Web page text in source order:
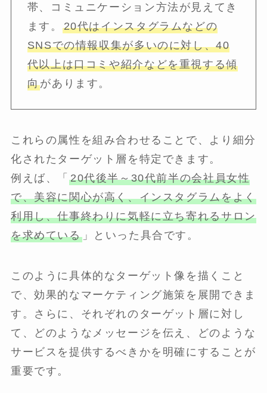
帯、コミュニケーション方法が見えてき
ます。 20代はインスタグラムなどの
SNSでの情報収集が多いのに対し、40
代以上は口コミや紹介などを重視する傾
向があります。
これらの属性を組み合わせることで、より細分
化されたターゲット層を特定できます。
例えば、「 20代後半～30代前半の会社員女性
で、美容に関心が高く、インスタグラムをよく
利用し、仕事終わりに気軽に立ち寄れるサロン
を求めている」といった具合です。
このように具体的なターゲット像を描くこと
で、効果的なマーケティング施策を展開できま
す。さらに、それぞれのターゲット層に対し
て、どのようなメッセージを伝え、どのような
サービスを提供するべきかを明確にすることが
重要です。